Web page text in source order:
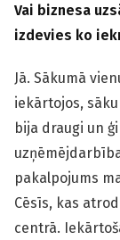
Vai biznesa
izdevies ko
Jā. Sākumā
iekārtojos,
bija draugi un
pakalpojums
Cēsīs, kas
centrā.